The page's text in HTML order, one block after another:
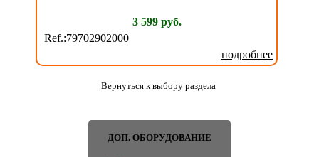
3 599 руб.
Ref.:79702902000
подробнее
Вернуться к выбору раздела
ДОП. ОБОРУДОВАНИЕ